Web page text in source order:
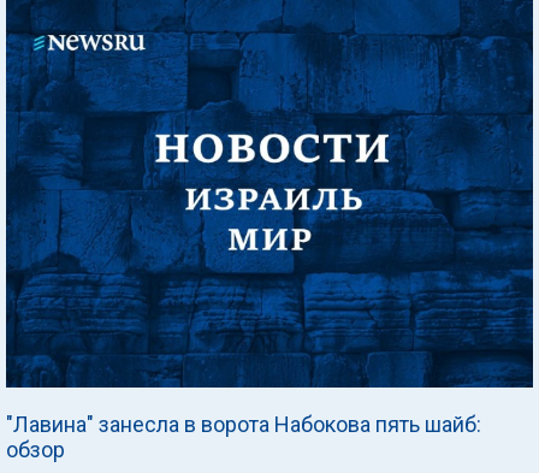
"Лавина" занесла в ворота Набокова пять шайб:
обзор